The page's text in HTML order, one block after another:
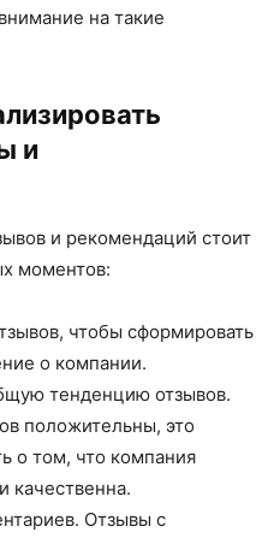
на такие
и
и рекомендаций стоит
моментов:
чтобы сформировать
о компании.
тенденцию отзывов.
положительны, это
о том, что компания
качественна.
Отзывы с